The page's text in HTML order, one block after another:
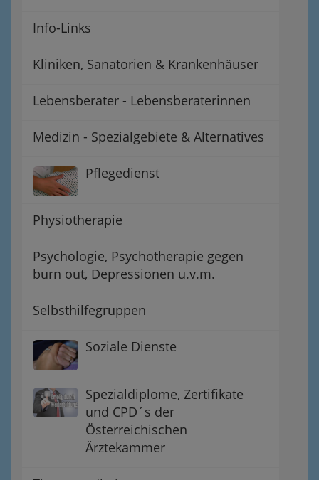
Info-Links
Kliniken, Sanatorien & Krankenhäuser
Lebensberater - Lebensberaterinnen
Medizin - Spezialgebiete & Alternatives
Pflegedienst
Physiotherapie
Psychologie, Psychotherapie gegen
burn out, Depressionen u.v.m.
Selbsthilfegruppen
Soziale Dienste
Spezialdiplome, Zertifikate
und CPD´s der
Österreichischen
Ärztekammer